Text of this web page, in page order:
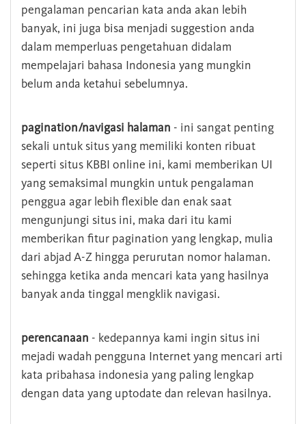
pengalaman pencarian kata anda akan lebih
banyak, ini juga bisa menjadi suggestion anda
dalam memperluas pengetahuan didalam
mempelajari bahasa Indonesia yang mungkin
belum anda ketahui sebelumnya.
pagination/navigasi halaman - ini sangat penting
sekali untuk situs yang memiliki konten ribuat
seperti situs KBBI online ini, kami memberikan UI
yang semaksimal mungkin untuk pengalaman
penggua agar lebih flexible dan enak saat
mengunjungi situs ini, maka dari itu kami
memberikan fitur pagination yang lengkap, mulia
dari abjad A-Z hingga perurutan nomor halaman.
sehingga ketika anda mencari kata yang hasilnya
banyak anda tinggal mengklik navigasi.
perencanaan - kedepannya kami ingin situs ini
mejadi wadah pengguna Internet yang mencari arti
kata pribahasa indonesia yang paling lengkap
dengan data yang uptodate dan relevan hasilnya.